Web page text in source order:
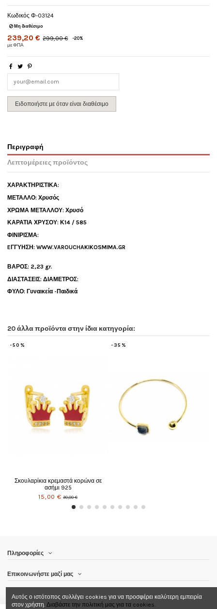
Κωδικός Φ-03124
Μη διαθέσιμο
239,20 € 299,00 € -20%
με ΦΠΑ
Περιγραφή
Λεπτομέρειες προϊόντος
ΧΑΡΑΚΤΗΡΙΣΤΙΚΑ:
ΜΕΤΑΛΛΟ: Χρυσός
ΧΡΩΜΑ ΜΕΤΑΛΛΟΥ: Χρυσό
ΚΑΡΑΤΙΑ ΧΡΥΣΟΥ: Κ14 / 585
ΦΙΝΙΡΙΣΜΑ:
EΓΓΥΗΣΗ: WWW.VAROUCHAKIKOSMIMA.GR
ΒΑΡΟΣ: 2,23 gr.
ΔΙΑΣΤΑΣΕΙΣ: ΔΙΑΜΕΤΡΟΣ:
ΦΥΛΟ: Γυναικεία -Παιδικά
20 άλλα προϊόντα στην ίδια κατηγορία:
-35% -20%
Πληροφορίες
Επικοινωνήστε μαζί μας
Ακολούθησε μας
Αυτός ο ιστότοπος συλλέγει cookies για να προσφέρει καλύτερη εμπειρία
στον χρήστη. Διαβάστε την πολιτική μας για τα cookies.